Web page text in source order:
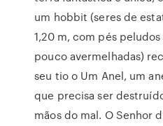
um hobbit (seres de
1,20 m, com pés
pouco avermelhadas)
seu tio o Um Anel, um
que precisa ser
mãos do mal. O Senhor